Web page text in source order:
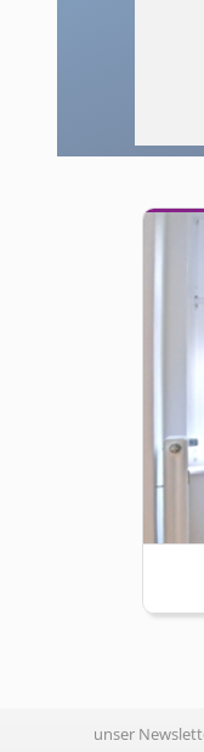
unser